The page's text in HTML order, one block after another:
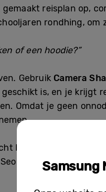
reisplan op,
rondhing,
of een hoodie?”
Gebruik Camera
is, en je krijgt
Omdat je geen
begint, zet
en de realtime
Samsung